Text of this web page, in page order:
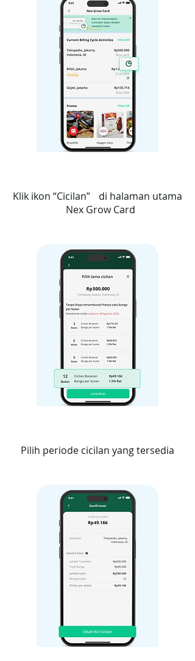
Klik ikon “Cicilan” di halaman utama
Nex Grow Card
Pilih periode cicilan yang tersedia